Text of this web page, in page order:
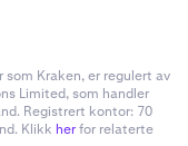
som Kraken, er regulert av
Limited, som handler
Registrert kontor: 70
Klikk herfor relaterte